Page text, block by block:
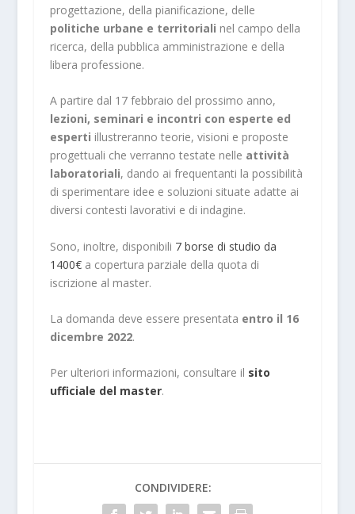
progettazione, della pianificazione, delle
politiche urbane e territoriali nel campo della
ricerca, della pubblica amministrazione e della
libera professione.
A partire dal 17 febbraio del prossimo anno,
lezioni, seminari e incontri con esperte ed
esperti illustreranno teorie, visioni e proposte
progettuali che verranno testate nelle attività
laboratoriali, dando ai frequentanti la possibilità
di sperimentare idee e soluzioni situate adatte ai
diversi contesti lavorativi e di indagine.
Sono, inoltre, disponibili 7 borse di studio da
1400€a copertura parziale della quota di
iscrizione al master.
La domanda deve essere presentata entro il 16
dicembre 2022.
Per ulteriori informazioni, consultare il sito
ufficiale del master.
CONDIVIDERE: